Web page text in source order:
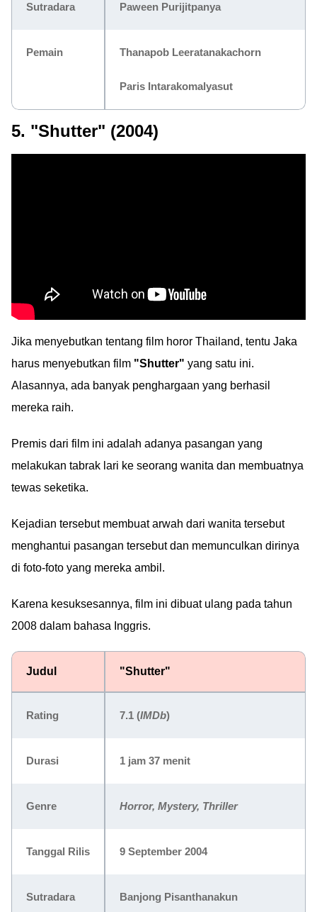
Sutradara Paween Purijitpanya
Pemain Thanapob Leeratanakachorn
Paris Intarakomalyasut
5. "Shutter" (2004)
Jika menyebutkan tentang film horor Thailand, tentu Jaka
harus menyebutkan film "Shutter" yang satu ini.
Alasannya, ada banyak penghargaan yang berhasil
mereka raih.
Premis dari film ini adalah adanya pasangan yang
melakukan tabrak lari ke seorang wanita dan membuatnya
tewas seketika.
Kejadian tersebut membuat arwah dari wanita tersebut
menghantui pasangan tersebut dan memunculkan dirinya
di foto-foto yang mereka ambil.
Karena kesuksesannya, film ini dibuat ulang pada tahun
2008 dalam bahasa Inggris.
Judul "Shutter"
Rating 7.1 (IMDb)
Durasi 1 jam 37 menit
Genre Horror, Mystery, Thriller
Tanggal Rilis 9 September 2004
Sutradara Banjong Pisanthanakun